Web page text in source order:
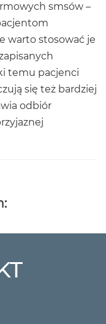
smsów –
warto stosować je
temu pacjenci
się też bardziej
odbiór